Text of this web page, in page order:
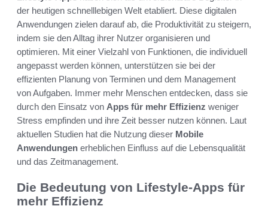
der heutigen schnelllebigen Welt etabliert. Diese digitalen
Anwendungen zielen darauf ab, die Produktivität zu steigern,
indem sie den Alltag ihrer Nutzer organisieren und
optimieren. Mit einer Vielzahl von Funktionen, die individuell
angepasst werden können, unterstützen sie bei der
effizienten Planung von Terminen und dem Management
von Aufgaben. Immer mehr Menschen entdecken, dass sie
durch den Einsatz von Apps für mehr Effizienz weniger
Stress empfinden und ihre Zeit besser nutzen können. Laut
aktuellen Studien hat die Nutzung dieser Mobile
Anwendungen erheblichen Einfluss auf die Lebensqualität
und das Zeitmanagement.
Die Bedeutung von Lifestyle-Apps für
mehr Effizienz